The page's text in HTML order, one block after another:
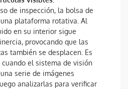
de inspección, la bolsa de
plataforma rotativa. Al
en su interior sigue
provocando que las
también se desplacen. Es
el sistema de visión
serie de imágenes
analizarlas para verificar